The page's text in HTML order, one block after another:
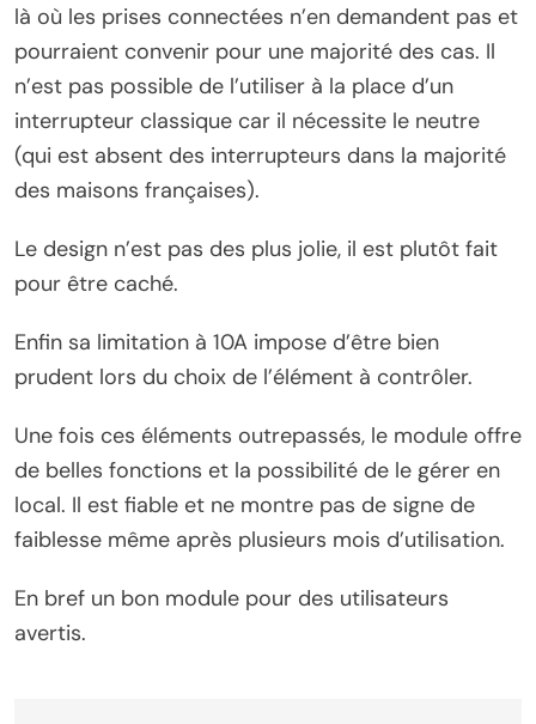
là où les prises connectées n’en demandent pas et
pourraient convenir pour une majorité des cas. Il
n’est pas possible de l’utiliser à la place d’un
interrupteur classique car il nécessite le neutre
(qui est absent des interrupteurs dans la majorité
des maisons françaises).
Le design n’est pas des plus jolie, il est plutôt fait
pour être caché.
Enfin sa limitation à 10A impose d’être bien
prudent lors du choix de l’élément à contrôler.
Une fois ces éléments outrepassés, le module offre
de belles fonctions et la possibilité de le gérer en
local. Il est fiable et ne montre pas de signe de
faiblesse même après plusieurs mois d’utilisation.
En bref un bon module pour des utilisateurs
avertis.